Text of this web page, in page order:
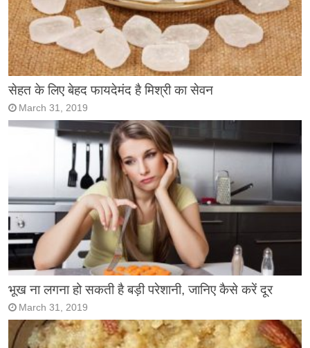
सेहत के लिए बेहद फायदेमंद है मिश्री का सेवन
March 31, 2019
भूख ना लगना हो सकती है बड़ी परेशानी, जानिए कैसे करें दूर
March 31, 2019